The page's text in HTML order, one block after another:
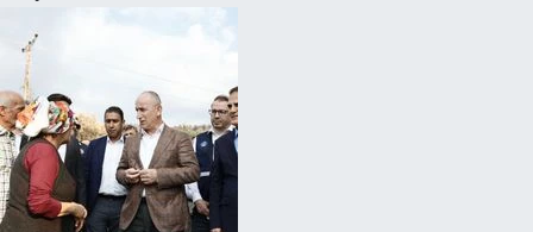
Kültür Sanat
Sağlık
Siyaset